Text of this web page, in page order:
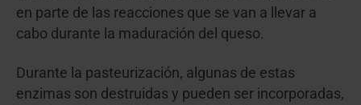
en parte de las reacciones que se van a llevar a
cabo durante la maduración del queso.
Durante la pasteurización, algunas de estas
enzimas son destruidas y pueden ser incorporadas,